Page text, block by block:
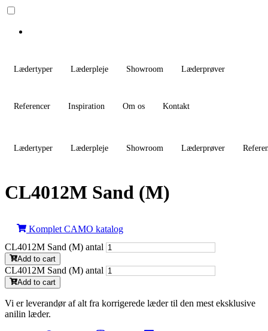
Lædertyper Læderpleje Showroom Læderprøver
Referencer Inspiration Om os Kontakt
Lædertyper Læderpleje Showroom Læderprøver
CL4012M Sand (M)
Komplet CAMO katalog
CL4012M Sand (M) antal
Add to cart
CL4012M Sand (M) antal
Add to cart
Vi er leverandør af alt fra korrigerede læder til den mest eksklusive
anilin læder.